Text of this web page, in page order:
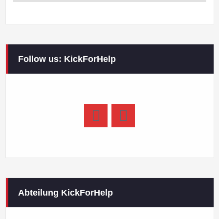
Follow us: KickForHelp
Abteilung KickForHelp